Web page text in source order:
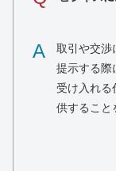
A
取引や交渉
提示する際
受け入れる
供すること